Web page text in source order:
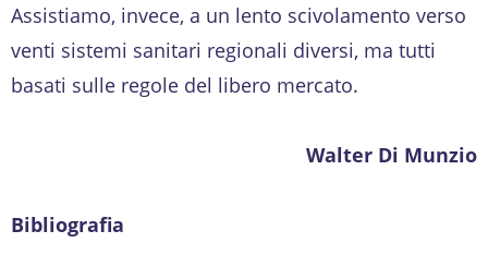
Assistiamo, invece, a un lento scivolamento verso
venti sistemi sanitari regionali diversi, ma tutti
basati sulle regole del libero mercato.
Walter Di Munzio
Bibliografia